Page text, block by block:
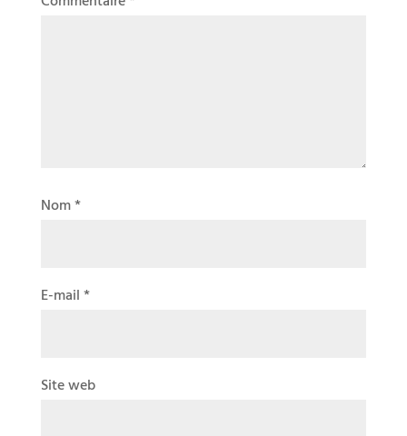
Nom*
E-mail*
Site web